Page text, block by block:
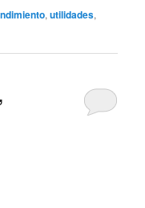
,utilidades,